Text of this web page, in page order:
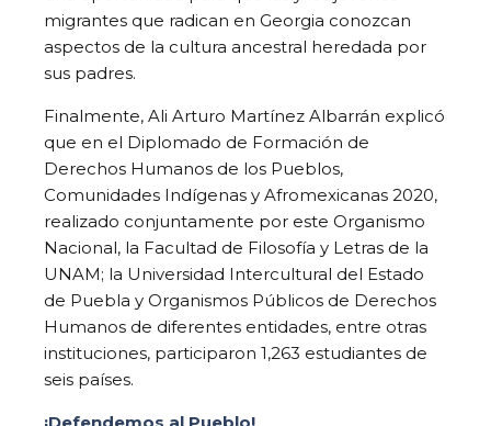
migrantes que radican en Georgia conozcan
aspectos de la cultura ancestral heredada por
sus padres.
Finalmente, Ali Arturo Martínez Albarrán explicó
que en el Diplomado de Formación de
Derechos Humanos de los Pueblos,
Comunidades Indígenas y Afromexicanas 2020,
realizado conjuntamente por este Organismo
Nacional, la Facultad de Filosofía y Letras de la
UNAM; la Universidad Intercultural del Estado
de Puebla y Organismos Públicos de Derechos
Humanos de diferentes entidades, entre otras
instituciones, participaron 1,263 estudiantes de
seis países.
¡Defendemos al Pueblo!